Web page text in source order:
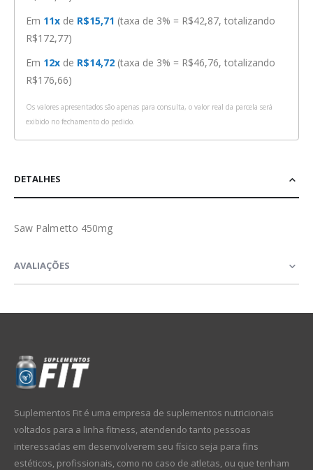
Em 11x de R$15,71 (taxa de 3% = R$42,87, totalizando
R$172,77)
Em 12x de R$14,72 (taxa de 3% = R$46,76, totalizando
R$176,66)
Os valores apresentados são apenas para consulta, o valor real da parcela será
exibido no fechamento do pedido.
DETALHES
Saw Palmetto 450mg
AVALIAÇÕES
Suplementos Fit é uma empresa de suplementos nutricionais
voltados para a linha fitness, atendendo tanto pessoas
interessadas em desenvolverem seu físico seja para fins
estéticos, profissionais, como no caso de atletas, ou que tenham